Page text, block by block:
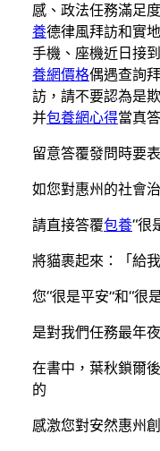
感、政法任務滿足
養德律風拜訪和實
手機、座機近日接
養網價格偶遇查詢
訪，請不要認為是
并包養網心得當真
留意答覆發問時要
如您對惠州的社會
請直接答覆包養“很
將貓裹起來：「給
您“很是平安”和“很
是對我們任務最年
在書中，葉秋鎖爾
的
感激您對安然惠州